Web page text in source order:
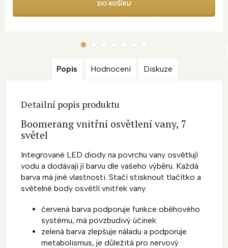
DO KOŠÍKU
Popis Hodnocení Diskuze
Detailní popis produktu
Boomerang vnitřní osvětlení vany, 7
světel
Integrované LED diody na povrchu vany osvětlují
vodu a dodávají jí barvu dle vašeho výběru. Každá
barva má jiné vlastnosti. Stačí stisknout tlačítko a
světelné body osvětlí vnitřek vany.
červená barva podporuje funkce oběhového
systému, má povzbudivý účinek
zelená barva zlepšuje náladu a podporuje
metabolismus, je důležitá pro nervový